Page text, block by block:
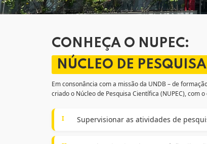
CONHEÇA O NUPEC:
NÚCLEO DE
Em consonância com a missão da UNDB – de
criado o Núcleo de Pesquisa Científica (NUPEC), com
I Supervisionar as atividades de